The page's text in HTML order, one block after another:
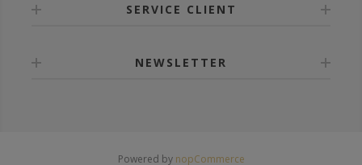
SERVICE CLIENT
NEWSLETTER
Powered by nopCommerce